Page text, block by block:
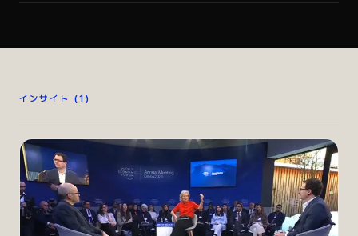
インサイト (1)